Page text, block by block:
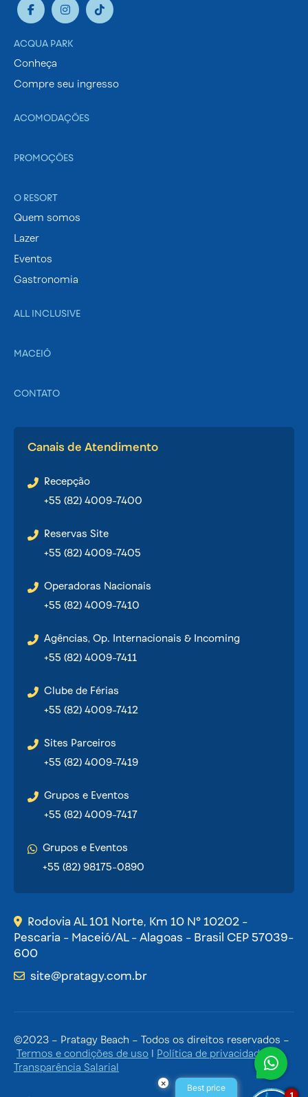
ACQUA PARK
Conheça
Compre seu ingresso
ACOMODAÇÕES
PROMOÇÕES
O RESORT
Quem somos
Lazer
Eventos
Gastronomia
ALL INCLUSIVE
MACEIÓ
CONTATO
Canais de Atendimento
Recepção
+55 (82) 4009-7400
Reservas Site
+55 (82) 4009-7405
Operadoras Nacionais
+55 (82) 4009-7410
Agências, Op. Internacionais & Incoming
+55 (82) 4009-7411
Clube de Férias
+55 (82) 4009-7412
Sites Parceiros
+55 (82) 4009-7419
Grupos e Eventos
+55 (82) 4009-7417
Grupos e Eventos
+55 (82) 98175-0890
Rodovia AL 101 Norte, Km 10 Nº 10202 -
Pescaria - Maceió/AL - Alagoas - Brasil CEP 57039-
600
site@pratagy.com.br
©2023 – Pratagy Beach – Todos os direitos reservados –
Termos e condições de uso | Política de privacidade |
Transparência Salarial
×
Best price